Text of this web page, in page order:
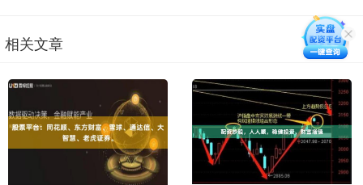
相关文章